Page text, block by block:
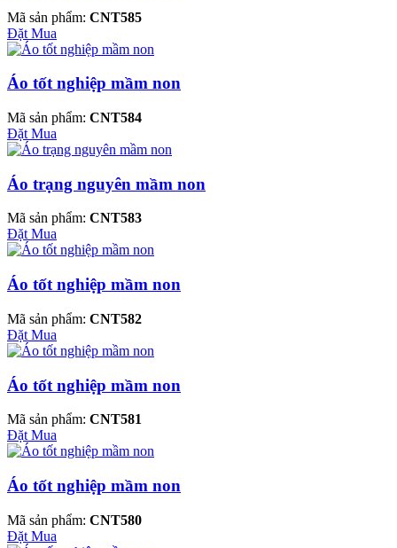
Mã sản phẩm: CNT585
Đặt Mua
Áo tốt nghiệp mầm non
Mã sản phẩm: CNT584
Đặt Mua
Áo trạng nguyên mầm non
Mã sản phẩm: CNT583
Đặt Mua
Áo tốt nghiệp mầm non
Mã sản phẩm: CNT582
Đặt Mua
Áo tốt nghiệp mầm non
Mã sản phẩm: CNT581
Đặt Mua
Áo tốt nghiệp mầm non
Mã sản phẩm: CNT580
Đặt Mua